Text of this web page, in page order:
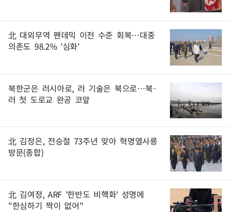
北 대외무역 팬데믹 이전 수준 회복…대중
의존도 98.2% '심화'
북한군은 러시아로, 러 기술은 북으로…북·
러 첫 도로교 완공 코앞
北 김정은, 전승절 73주년 맞아 혁명열사릉
방문(종합)
北 김여정, ARF '한반도 비핵화' 성명에
"한심하기 짝이 없어"